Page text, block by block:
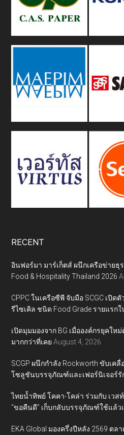
RECENT
อินฟอร์มา มาร์เก็ตส์ ผนึกเครือข่ายธุ
Food & Hospitality Thailand 2026
CPPC ในเครือซีพี จับมือ SCGC เปิ
รีไซเคิล ชนิด Food Grade รายแรก
เปิดมุมมองจาก BG เมื่อองค์กรยุคให
มากกว่าที่เคย August 4, 2026
SCGP ผนึกกำลัง Rockworth ขับเ
โซลูชันบรรจุภัณฑ์และเฟอร์นิเจอร์รั
ไทยน้ำทิพย์ โคคา-โคล่า ร่วมกับ เวส
“ขอคืนดี” เก็บกลับบรรจุภัณฑ์ใช้แล้ว
EKA Global มองครึ่งปีหลัง 2569 ต